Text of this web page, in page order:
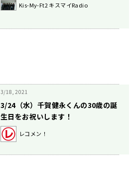
Kis-My-Ft2 キスマイRadio
3/18, 2021
3/24（水）千賀健永くんの30歳の誕
生日をお祝いします！
レコメン！